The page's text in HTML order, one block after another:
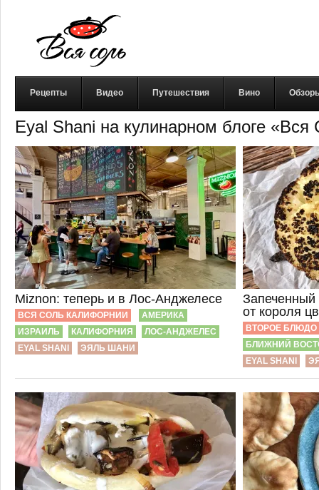
Рецепты Видео Путешествия Вино
Eyal Shani на кулинарном блоге «Вся
Miznon: теперь и в Лос-Анджелесе
ВСЯ СОЛЬ КАЛИФОРНИИ
АМЕРИКА
ИЗРАИЛЬ
КАЛИФОРНИЯ
ЛОС-АНДЖЕЛЕС
EYAL SHANI
ЭЯЛЬ ШАНИ
Запеченный
от короля
ВТОРОЕ БЛЮДО
БЛИЖНИЙ
EYAL SHANI